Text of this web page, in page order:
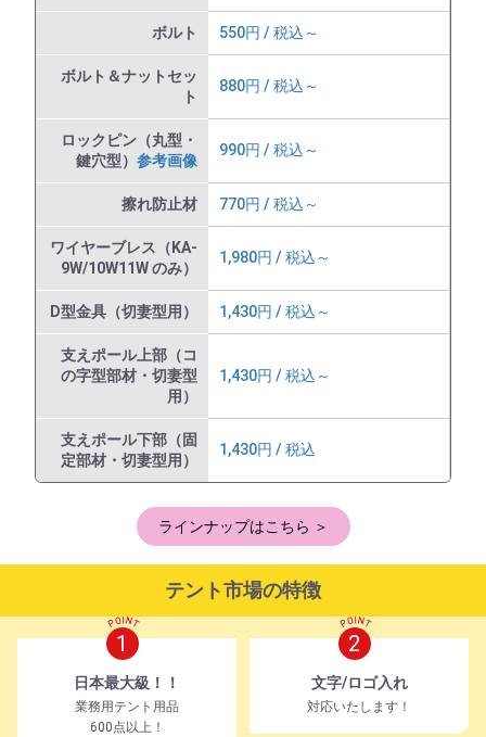
ボルト 550円 / 税込～
ボルト＆ナットセッ
ト
880円 / 税込～
ロックピン（丸型・
鍵穴型） 参考画像
990円 / 税込～
擦れ防止材 770円 / 税込～
ワイヤーブレス（KA-
9W/10W11W のみ）
1,980円 / 税込～
D型金具（切妻型用） 1,430円 / 税込～
支えポール上部（コ
の字型部材・切妻型
用）
1,430円 / 税込～
支えポール下部（固
定部材・切妻型用）
1,430円 / 税込
ラインナップはこちら ＞
テント市場の特徴
1
日本最大級！！
業務用テント用品
600点以上！
2
文字/ロゴ入れ
対応いたします！